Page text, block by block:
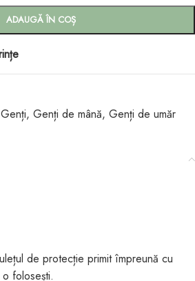
ADAUGĂ ÎN COȘ
Genți, Genți de mână, Genți de umăr
de protecție primit împreună cu
folosești.